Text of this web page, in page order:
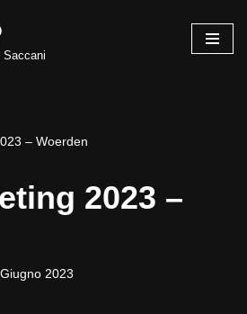
Saccani
– Woerden
2023 –
2023